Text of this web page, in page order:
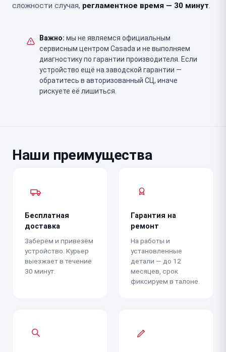
сложности случая, регламентное время — 30 минут
Важно: мы не являемся официальным
сервисным центром Casada и не выполняем
диагностику по гарантии производителя. Если
устройство ещё на заводской гарантии —
обратитесь в авторизованный СЦ, иначе
рискуете её лишиться.
Наши преимущества
Бесплатная
доставка
Заберём и привезём
устройство. Курьер
выезжает в течение
30 минут.
Гарантия на
ремонт
На работы и
установленные
детали — до 12
месяцев, срок
фиксируем в талоне.